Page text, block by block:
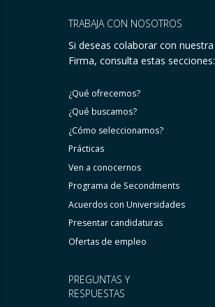
PREGUNTAS Y
RESPUESTAS
TRABAJA CON NOSOTROS
Si deseas colaborar con nuestra
Firma, consulta estas secciones:
¿Qué ofrecemos?
¿Qué buscamos?
¿Cómo seleccionamos?
Prácticas
Ven a conocernos
Programa de Secondments
Acuerdos con Universidades
Presentar candidaturas
Ofertas de empleo